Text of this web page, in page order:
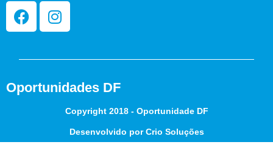
Oportunidades DF
Copyright 2018 - Oportunidade DF
Desenvolvido por Crio Soluções